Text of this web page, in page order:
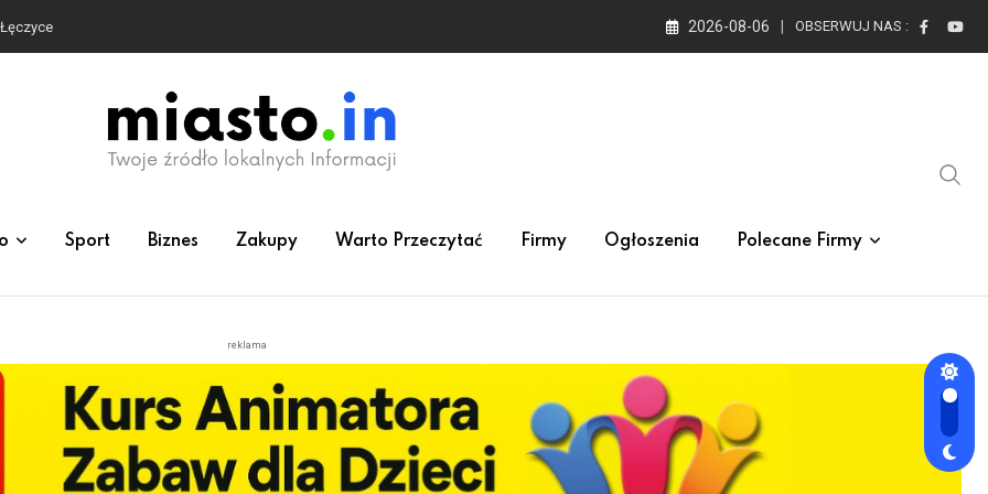
2026-08-06 OBSERWUJ NAS :
Sport Biznes Zakupy Warto Przeczytać Firmy Ogłoszenia Polecane Firmy
reklama